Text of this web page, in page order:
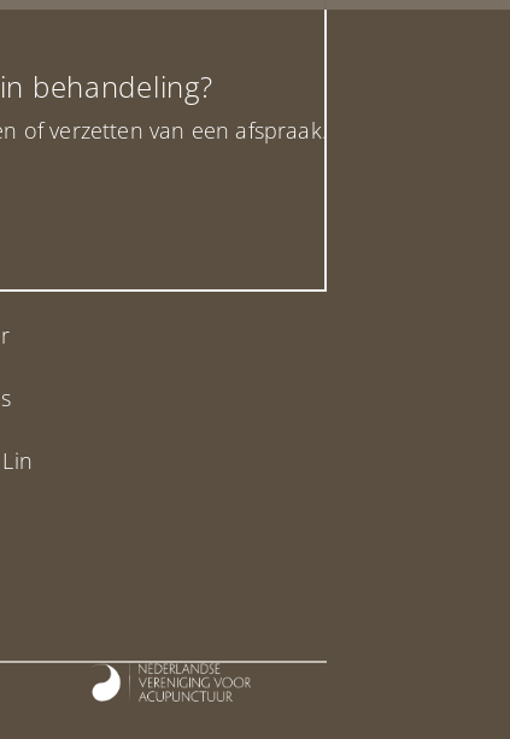
behandeling?
of verzetten van een afspraak.